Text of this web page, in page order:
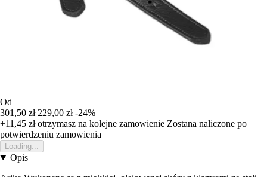
Od
301,50 zł 229,00 zł -24%
+11,45 złotrzymasz na kolejne zamowienie Zostana naliczone po
potwierdzeniu zamowienia
Loading...
Opis